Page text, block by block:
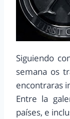
Siguiendo
semana os
encontraras
Entre la
países, e